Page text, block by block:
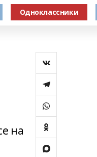
Одноклассники
на